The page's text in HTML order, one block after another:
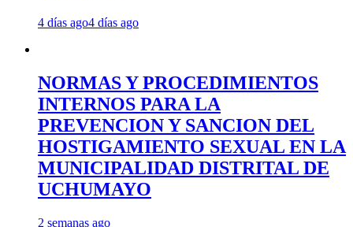
4 días ago4 días ago
NORMAS Y PROCEDIMIENTOS
INTERNOS PARA LA
PREVENCION Y SANCION DEL
HOSTIGAMIENTO SEXUAL EN LA
MUNICIPALIDAD DISTRITAL DE
UCHUMAYO
2 semanas ago